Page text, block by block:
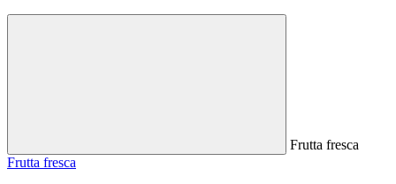
Frutta fresca
Frutta fresca